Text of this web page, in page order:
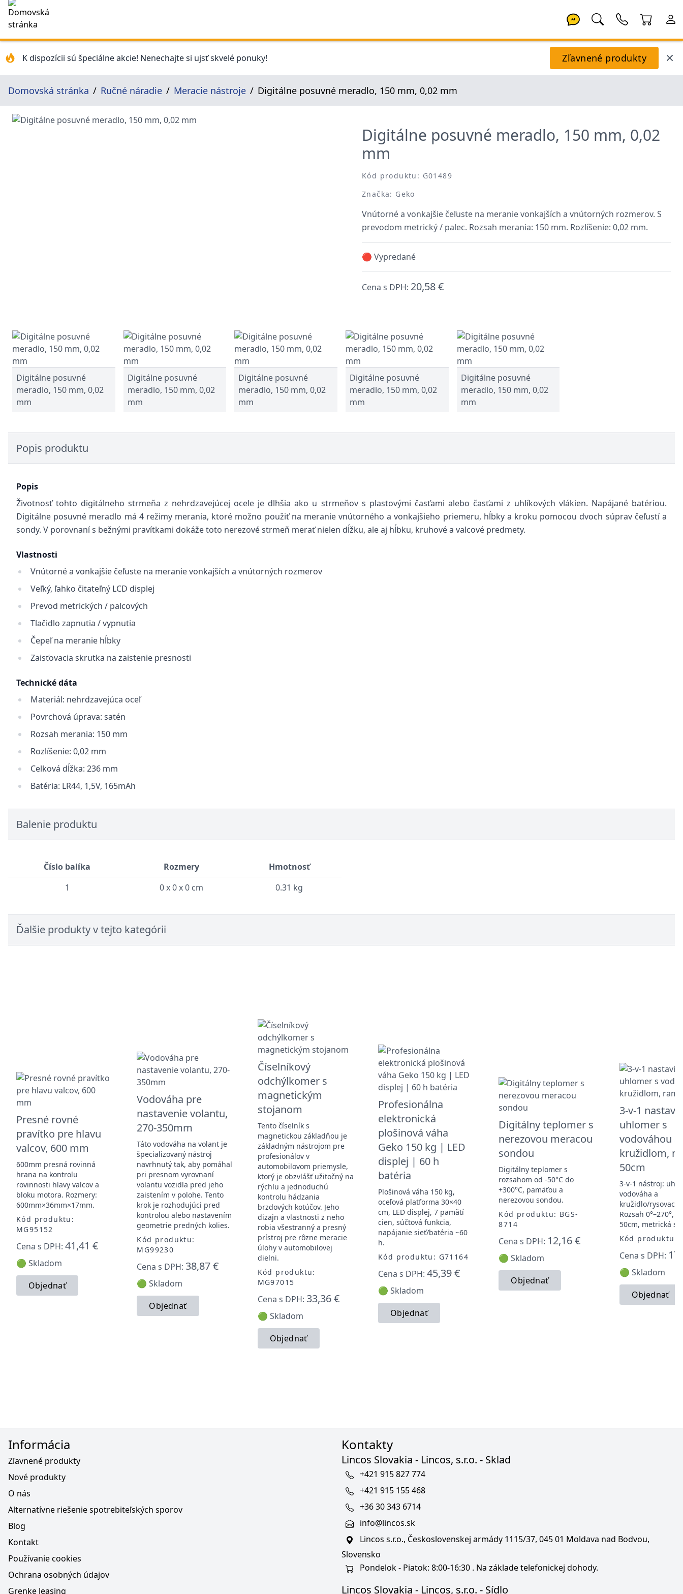
AI
K dispozícii sú špeciálne akcie! Nenechajte si ujsť skvelé ponuky! Zľavnené produkty
Domovská stránka Ručné náradie Meracie nástroje Digitálne posuvné meradlo, 150 mm, 0,02 mm
Digitálne posuvné meradlo, 150 mm, 0,02
mm
Kód produktu: G01489
Značka: Geko
Vnútorné a vonkajšie čeľuste na meranie vonkajších a vnútorných rozmerov. S
prevodom metrický / palec. Rozsah merania: 150 mm. Rozlíšenie: 0,02 mm.
🔴 Vypredané
Cena s DPH: 20,58 €
Digitálne posuvné
meradlo, 150 mm, 0,02
mm
Digitálne posuvné
meradlo, 150 mm, 0,02
mm
Digitálne posuvné
meradlo, 150 mm, 0,02
mm
Digitálne posuvné
meradlo, 150 mm, 0,02
mm
Digitálne posuvné
meradlo, 150 mm, 0,02
mm
Popis produktu
Popis
Životnosť tohto digitálneho strmeňa z nehrdzavejúcej ocele je dlhšia ako u strmeňov s plastovými časťami alebo časťami z uhlíkových vlákien. Napájané batériou.
Digitálne posuvné meradlo má 4 režimy merania, ktoré možno použiť na meranie vnútorného a vonkajšieho priemeru, hĺbky a kroku pomocou dvoch súprav čeľustí a
sondy. V porovnaní s bežnými pravítkami dokáže toto nerezové strmeň merať nielen dĺžku, ale aj hĺbku, kruhové a valcové predmety.
Vlastnosti
Vnútorné a vonkajšie čeľuste na meranie vonkajších a vnútorných rozmerov
Veľký, ľahko čitateľný LCD displej
Prevod metrických / palcových
Tlačidlo zapnutia / vypnutia
Čepeľ na meranie hĺbky
Zaisťovacia skrutka na zaistenie presnosti
Technické dáta
Materiál: nehrdzavejúca oceľ
Povrchová úprava: satén
Rozsah merania: 150 mm
Rozlíšenie: 0,02 mm
Celková dĺžka: 236 mm
Batéria: LR44, 1,5V, 165mAh
Balenie produktu
Číslo balíka Rozmery
Hmotnosť
1
0 x 0 x 0 cm 0.31 kg
Ďalšie produkty v tejto kategórii
Presné rovné
pravítko pre hlavu
valcov, 600 mm
600mm presná rovinná
hrana na kontrolu
rovinnosti hlavy valcov a
bloku motora. Rozmery:
600mm×36mm×17mm.
Kód produktu:
MG95152
Cena s DPH: 41,41 €
🟢 Skladom
Objednať
Vodováha pre
nastavenie volantu,
270-350mm
Táto vodováha na volant je
špecializovaný nástroj
navrhnutý tak, aby pomáhal
pri presnom vyrovnaní
volantu vozidla pred jeho
zaistením v polohe. Tento
krok je rozhodujúci pred
kontrolou alebo nastavením
geometrie predných kolies.
Kód produktu:
MG99230
Cena s DPH: 38,87 €
🟢 Skladom
Objednať
Číselníkový
odchýlkomer s
magnetickým
stojanom
Tento číselník s
magnetickou základňou je
základným nástrojom pre
profesionálov v
automobilovom priemysle,
ktorý je obzvlášť užitočný na
rýchlu a jednoduchú
kontrolu hádzania
brzdových kotúčov. Jeho
dizajn a vlastnosti z neho
robia všestranný a presný
prístroj pre rôzne meracie
úlohy v automobilovej
dielni.
Kód produktu:
MG97015
Cena s DPH: 33,36 €
🟢 Skladom
Objednať
Profesionálna
elektronická
plošinová váha
Geko 150 kg | LED
displej | 60 h
batéria
Plošinová váha 150 kg,
oceľová platforma 30×40
cm, LED displej, 7 pamätí
cien, súčtová funkcia,
napájanie sieť/batéria ~60
h.
Kód produktu: G71164
Cena s DPH: 45,39 €
🟢 Skladom
Objednať
Digitálny teplomer s
nerezovou meracou
sondou
Digitálny teplomer s
rozsahom od -50°C do
+300°C, pamäťou a
nerezovou sondou.
Kód produktu: BGS-
8714
Cena s DPH: 12,16 €
🟢 Skladom
Objednať
3-v-1
uhlomer s
vodováhou a
kružidlom,
50cm
3-v-1 nástroj:
vodováha a
kružidlo/rysovacie
Rozsah 0°–270°,
50cm, metrická
Kód produktu:
Cena s DPH:
🟢 Skladom
Objednať
Informácia
Zľavnené produkty
Nové produkty
O nás
Alternatívne riešenie spotrebiteľských sporov
Blog
Kontakt
Používanie cookies
Ochrana osobných údajov
Grenke leasing
Kontakty
Lincos Slovakia - Lincos, s.r.o. - Sklad
+421 915 827 774
+421 915 155 468
+36 30 343 6714
info@lincos.sk
Lincos s.r.o., Československej armády 1115/37, 045 01 Moldava nad Bodvou,
Slovensko
Pondelok - Piatok: 8:00-16:30 . Na základe telefonickej dohody.
Lincos Slovakia - Lincos, s.r.o. - Sídlo